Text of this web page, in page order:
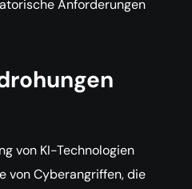
Anforderungen
von KI-Technologien
von Cyberangriffen, die